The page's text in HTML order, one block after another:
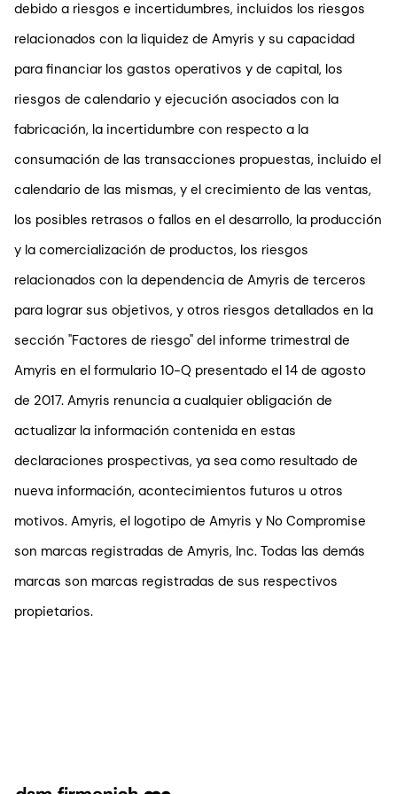
debido a riesgos e incertidumbres, incluidos los riesgos
relacionados con la liquidez de Amyris y su capacidad
para financiar los gastos operativos y de capital, los
riesgos de calendario y ejecución asociados con la
fabricación, la incertidumbre con respecto a la
consumación de las transacciones propuestas, incluido el
calendario de las mismas, y el crecimiento de las ventas,
los posibles retrasos o fallos en el desarrollo, la producción
y la comercialización de productos, los riesgos
relacionados con la dependencia de Amyris de terceros
para lograr sus objetivos, y otros riesgos detallados en la
sección "Factores de riesgo" del informe trimestral de
Amyris en el formulario 10-Q presentado el 14 de agosto
de 2017. Amyris renuncia a cualquier obligación de
actualizar la información contenida en estas
declaraciones prospectivas, ya sea como resultado de
nueva información, acontecimientos futuros u otros
motivos. Amyris, el logotipo de Amyris y No Compromise
son marcas registradas de Amyris, Inc. Todas las demás
marcas son marcas registradas de sus respectivos
propietarios.